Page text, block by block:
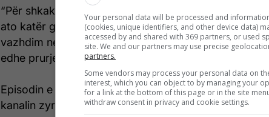
“Për shkak se me atë ndryshim të sistemit na ka
ato katër gola të pësuar ndaj Zvicrës, e tha
vazhdim ne e pësuam vetëm një gol, pastaj këtu
edhe prurjet e reja te kombëtarja”, ka thënë Maxhuni.
Episodin e plotë me gazetarët e Telegrafit mund ta
kanalin zyrtar të Telegrafit në YouTube./Telegrafi/
Your personal data will be processed and
(cookies, unique identifiers, and other device data)
accessed by and shared with 369 partners, or used
site. We and our partners may use precise
partners.
Some vendors may process your personal data on
interest, which you can object to by managing your
for a link at the bottom of this page or in the site
withdraw consent in privacy and cookie settings.